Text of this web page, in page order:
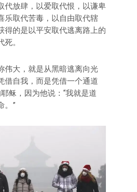
代放肆，以爱取代恨，以谦卑
乐取代苦毒，以自由取代辖
得的是以平安取代逃离路上的
。
伟大，就是从黑暗逃离向光
借自我，而是凭借一个通道
稣，因为他说：“我就是道
。”